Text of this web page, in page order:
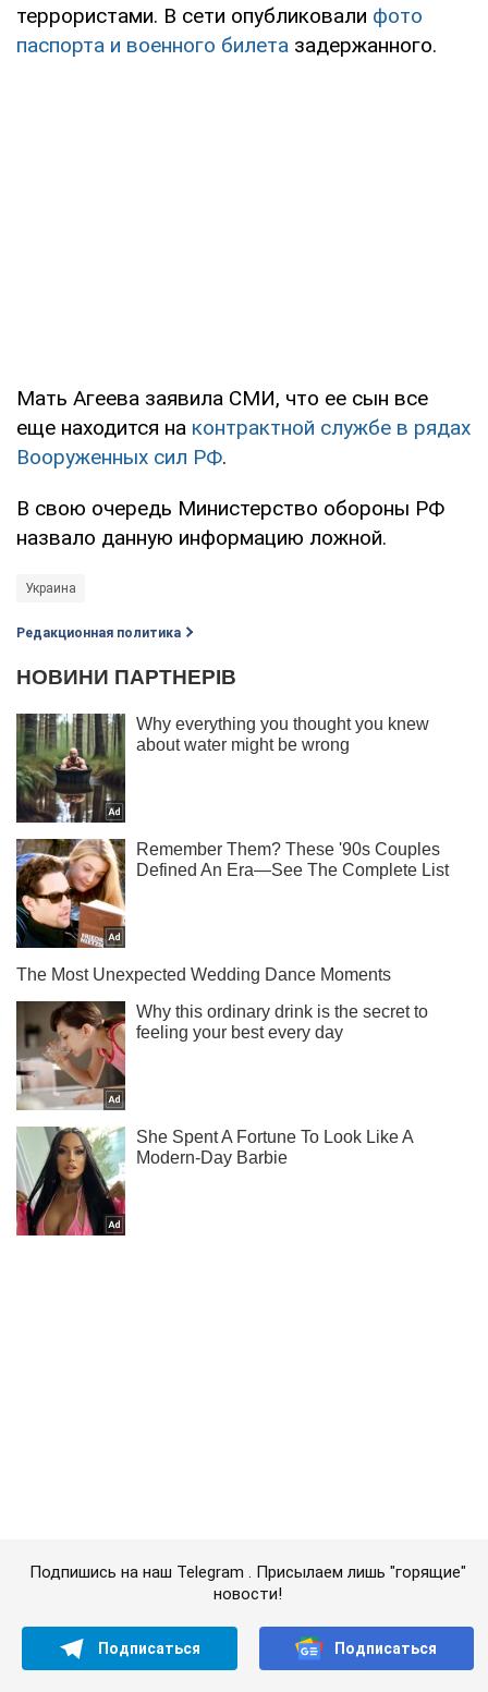
террористами. В сети опубликовали фото
паспорта и военного билета задержанного.
Мать Агеева заявила СМИ, что ее сын все
еще находится на контрактной службе в рядах
Вооруженных сил РФ.
В свою очередь Министерство обороны РФ
назвало данную информацию ложной.
Украина
Редакционная политика